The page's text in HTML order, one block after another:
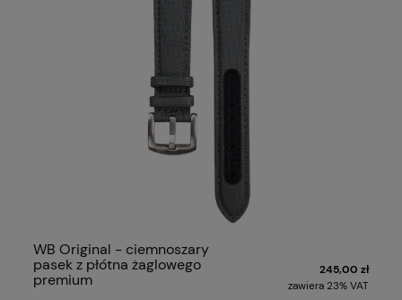
WB Original - ciemnoszary
pasek z płótna żaglowego
premium
245,00 zł
zawiera 23% VAT